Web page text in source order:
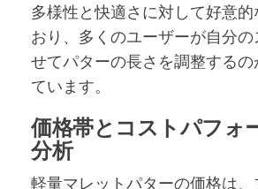
多様性と快適さに対して好意
おり、多くのユーザーが自分
せてパターの長さを調整する
ています。
価格帯とコストパフォ
分析
軽量マレットパターの価格は